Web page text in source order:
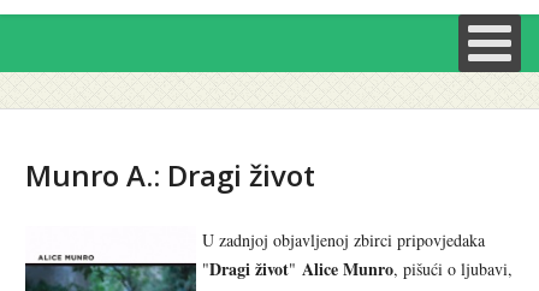
Munro A.: Dragi život
U zadnjoj objavljenoj zbirci pripovjedaka
"Dragi život" Alice Munro, pišući o ljubavi,